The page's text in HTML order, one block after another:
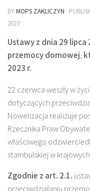
BYMOPS ZAKLICZYN ·
2023
Ustawy z dnia 29 lipca
przemocy domowej,
2023 r.
22 czerwca weszły w
dotyczących
Nowelizacja realizuje
Rzecznika Praw
właściwego
stambulskiej w
Zgodnie z art. 2.1.